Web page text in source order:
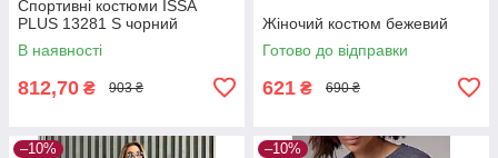
Спортивні костюми ISSA
PLUS 13281 S чорний
В наявності
812,70 ₴ 903 ₴
Жіночий костюм бежевий
Готово до відправки
621 ₴ 690 ₴
–10% –10%